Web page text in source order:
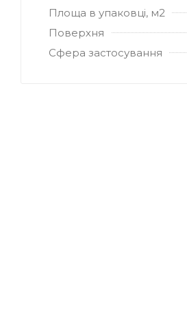
Площа в упаковці, м2
Поверхня
Сфера застосування